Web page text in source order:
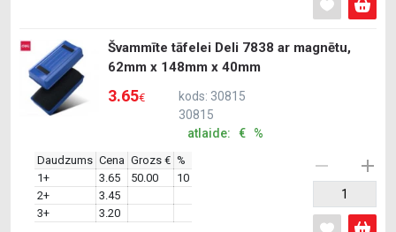
Švammīte tāfelei Deli 7838 ar magnētu,
62mm x 148mm x 40mm
3.65€
kods: 30815
30815
atlaide: € %
Daudzums Cena Grozs € %
1+
3.65 50.00
10
2+
3.45
3+
3.20